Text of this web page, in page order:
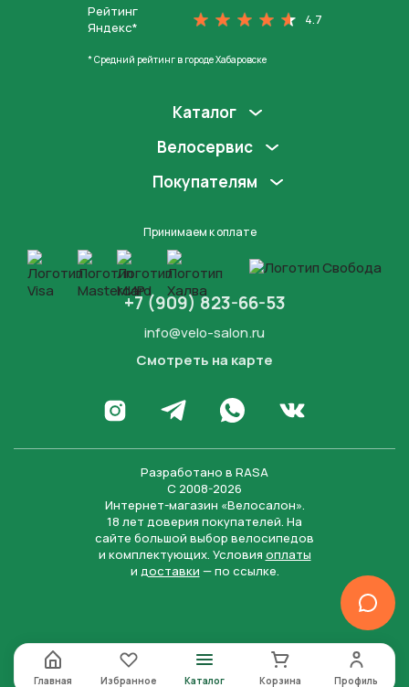
Рейтинг
Яндекс*
4.7
* Средний рейтинг в городе Хабаровске
Каталог
Велосервис
Покупателям
Принимаем к оплате
+7 (909) 823-66-53
info@velo-salon.ru
Смотреть на карте
Перейти в Инстаграм
Написать в Телеграм
Написать в WhatsApp
Перейти во
Разработано в RASA
С 2008-2026
Интернет-магазин «Велосалон».
18 лет доверия покупателей. На
сайте большой выбор велосипедов
и комплектующих. Условия оплаты
и доставки — по ссылке.
Главная Избранное Каталог Корзина Профиль
Нажимая на кнопку “Отправить заявку”, вы даете
согласие на обработку персональных данных и
соглашаетесь с политикой конфиденциальности